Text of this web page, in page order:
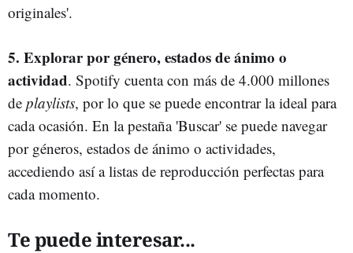
originales'.
5. Explorar por género, estados de ánimo o
actividad. Spotify cuenta con más de 4.000 millones
de playlists, por lo que se puede encontrar la ideal para
cada ocasión. En la pestaña 'Buscar' se puede navegar
por géneros, estados de ánimo o actividades,
accediendo así a listas de reproducción perfectas para
cada momento.
Te puede interesar...